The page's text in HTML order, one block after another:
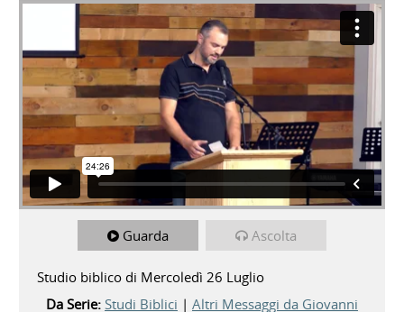
Guarda Ascolta
Studio biblico di Mercoledì 26 Luglio
Da Serie: Studi Biblici | Altri Messaggi da Giovanni